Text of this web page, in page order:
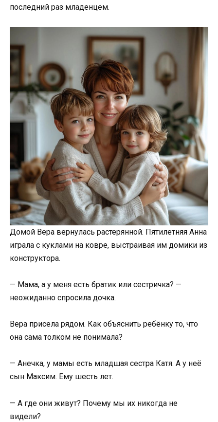
последний раз младенцем.
Домой Вера вернулась растерянной. Пятилетняя Анна
играла с куклами на ковре, выстраивая им домики из
конструктора.
— Мама, а у меня есть братик или сестричка? —
неожиданно спросила дочка.
Вера присела рядом. Как объяснить ребёнку то, что
она сама толком не понимала?
— Анечка, у мамы есть младшая сестра Катя. А у неё
сын Максим. Ему шесть лет.
— А где они живут? Почему мы их никогда не
видели?